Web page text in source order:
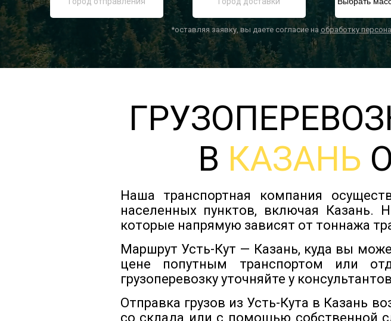
*оставляя заявку, вы даете согласие на обработку
В КАЗАНЬ
Наша транспортная компания
населенных пунктов, включая Казань.
которые напрямую зависят от тоннажа
Маршрут Усть-Кут — Казань, куда вы
цене попутным транспортом или
грузоперевозку уточняйте у
Отправка грузов из Усть-Кута в Казань
со склада или с помощью собственной